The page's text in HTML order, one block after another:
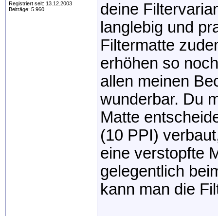
Registriert seit: 13.12.2003
Beiträge: 5.960
deine
langlebig und
Filtermatte
erhöhen so
allen meinen
wunderbar. Du
Matte
(10 PPI)
eine verstopfte
gelegentlich
kann man die